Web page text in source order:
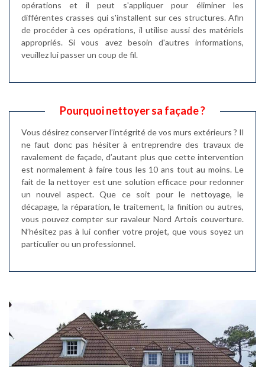
opérations et il peut s'appliquer pour éliminer les
différentes crasses qui s'installent sur ces structures. Afin
de procéder à ces opérations, il utilise aussi des matériels
appropriés. Si vous avez besoin d'autres informations,
veuillez lui passer un coup de fil.
Pourquoi nettoyer sa façade ?
Vous désirez conserver l’intégrité de vos murs extérieurs ? Il
ne faut donc pas hésiter à entreprendre des travaux de
ravalement de façade, d’autant plus que cette intervention
est normalement à faire tous les 10 ans tout au moins. Le
fait de la nettoyer est une solution efficace pour redonner
un nouvel aspect. Que ce soit pour le nettoyage, le
décapage, la réparation, le traitement, la finition ou autres,
vous pouvez compter sur ravaleur Nord Artois couverture.
N’hésitez pas à lui confier votre projet, que vous soyez un
particulier ou un professionnel.